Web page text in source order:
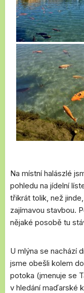
Na místní halászlé
pohledu na jídelní
třikrát tolik, než
zajímavou stavbou.
nějaké posobě tu
U mlýna se nachází
jsme obešli kolem
potoka (jmenuje se
v hledání maďarské